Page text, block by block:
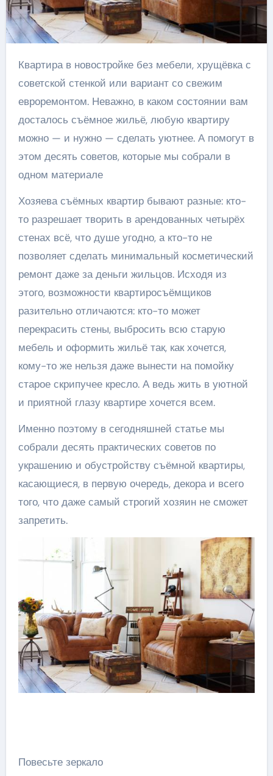
Квартира в новостройке без мебели, хрущёвка с
советской стенкой или вариант со свежим
евроремонтом. Неважно, в каком состоянии вам
досталось съёмное жильё, любую квартиру
можно — и нужно — сделать уютнее. А помогут в
этом десять советов, которые мы собрали в
одном материале
Хозяева съёмных квартир бывают разные: кто-
то разрешает творить в арендованных четырёх
стенах всё, что душе угодно, а кто-то не
позволяет сделать минимальный косметический
ремонт даже за деньги жильцов. Исходя из
этого, возможности квартиросъёмщиков
разительно отличаются: кто-то может
перекрасить стены, выбросить всю старую
мебель и оформить жильё так, как хочется,
кому-то же нельзя даже вынести на помойку
старое скрипучее кресло. А ведь жить в уютной
и приятной глазу квартире хочется всем.
Именно поэтому в сегодняшней статье мы
собрали десять практических советов по
украшению и обустройству съёмной квартиры,
касающиеся, в первую очередь, декора и всего
того, что даже самый строгий хозяин не сможет
запретить.
Повесьте зеркало